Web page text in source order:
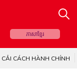
ភាសាខ្មែរ
CẢI CÁCH HÀNH CHÍNH